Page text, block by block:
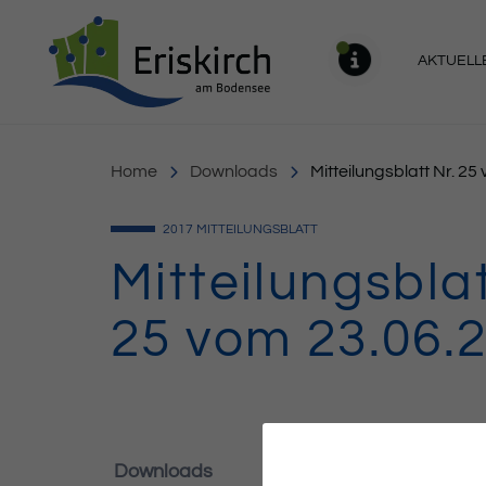
Home Downloads Mitteilungsblatt Nr. 25
2017 MITTEILUNGSBLATT
25 vom
Downloads